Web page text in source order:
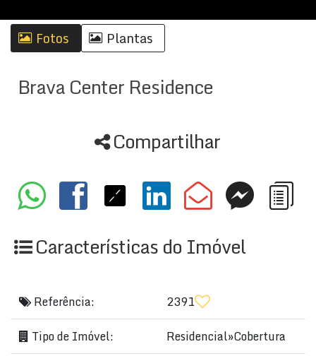
Fotos Plantas
Brava Center Residence
Compartilhar
Características do Imóvel
Referência:
2391
Tipo de Imóvel:
Residencial»Cobertura